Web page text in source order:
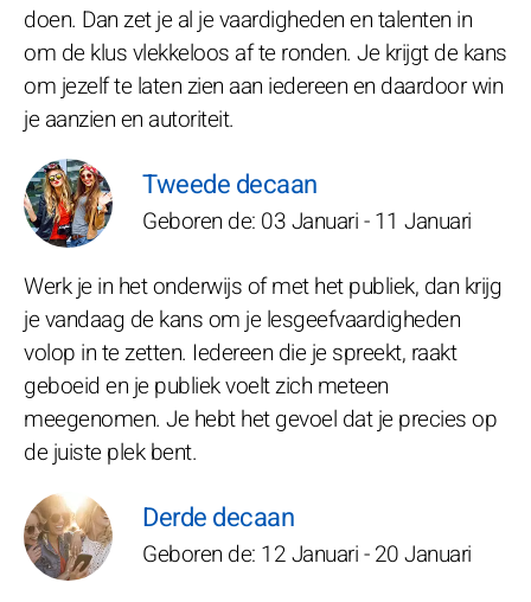
doen. Dan zet je al je vaardigheden en talenten in
om de klus vlekkeloos af te ronden. Je krijgt de kans
om jezelf te laten zien aan iedereen en daardoor win
je aanzien en autoriteit.
Tweede decaan
Geboren de: 03 Januari - 11 Januari
Werk je in het onderwijs of met het publiek, dan krijg
je vandaag de kans om je lesgeefvaardigheden
volop in te zetten. Iedereen die je spreekt, raakt
geboeid en je publiek voelt zich meteen
meegenomen. Je hebt het gevoel dat je precies op
de juiste plek bent.
Derde decaan
Geboren de: 12 Januari - 20 Januari